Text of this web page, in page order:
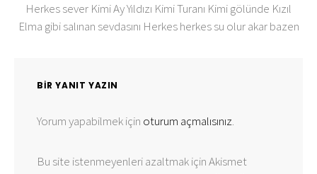
Herkes sever Kimi Ay Yıldızı Kimi Turanı Kimi gölünde Kızıl
Elma gibi salınan sevdasını Herkes herkes su olur akar bazen
BIR YANIT YAZIN
Yorum yapabilmek için oturum açmalısınız.
Bu site istenmeyenleri azaltmak için Akismet